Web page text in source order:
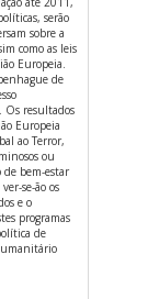
serão
sobre a
como as leis
Europeia.
de
Os resultados
Europeia
ao Terror,
ou
de bem-estar
se-ão os
e o
programas
de